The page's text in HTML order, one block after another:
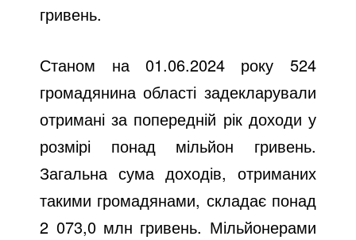
гривень.
Станом на 01.06.2024 року 524
громадянина області задекларували
отримані за попередній рік доходи у
розмірі понад мільйон гривень.
Загальна сума доходів, отриманих
такими громадянами, складає понад
2 073,0 млн гривень. Мільйонерами